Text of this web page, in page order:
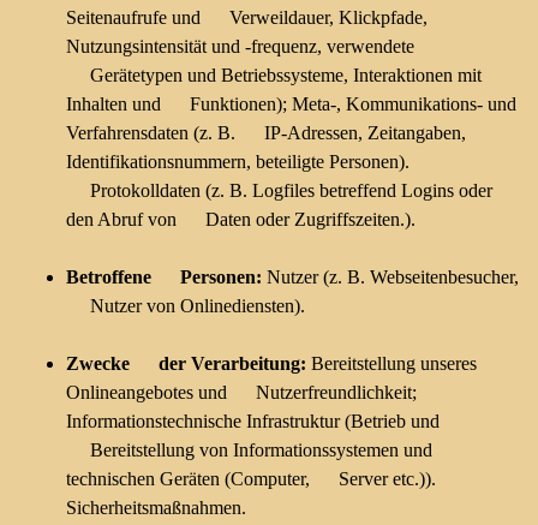
Seitenaufrufe und Verweildauer, Klickpfade,
Nutzungsintensität und -frequenz, verwendete
Gerätetypen und Betriebssysteme, Interaktionen mit
Inhalten und Funktionen); Meta-, Kommunikations- und
Verfahrensdaten (z. B. IP-Adressen, Zeitangaben,
Identifikationsnummern, beteiligte Personen).
Protokolldaten (z. B. Logfiles betreffend Logins oder
den Abruf von Daten oder Zugriffszeiten.).
Betroffene Personen: Nutzer (z. B. Webseitenbesucher,
Nutzer von Onlinediensten).
Zwecke der Verarbeitung: Bereitstellung unseres
Onlineangebotes und Nutzerfreundlichkeit;
Informationstechnische Infrastruktur (Betrieb und
Bereitstellung von Informationssystemen und
technischen Geräten (Computer, Server etc.)).
Sicherheitsmaßnahmen.